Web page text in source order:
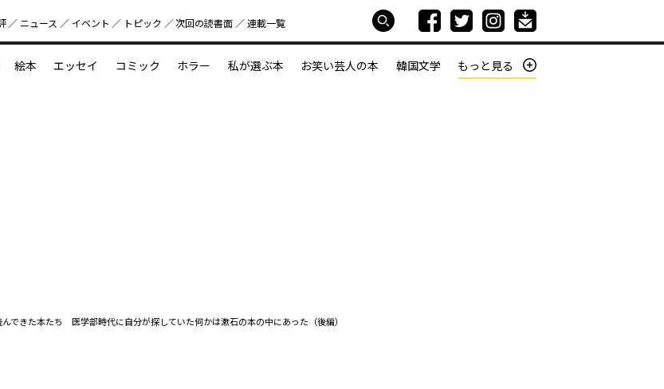
好書好日
ニュース イベント トピック 次回の読書⾯ 連載一覧
絵本 エッセイ コミック ホラー 私が選ぶ本 お笑い芸人の本 韓国文学 もっと見る
できた本たち 医学部時代に自分が探していた何かは漱石の本の中にあった（後編）